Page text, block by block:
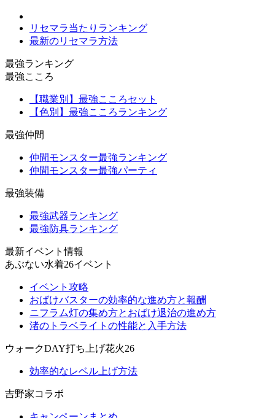
リセマラ当たりランキング
最新のリセマラ方法
最強ランキング
最強こころ
【職業別】最強こころセット
【色別】最強こころランキング
最強仲間
仲間モンスター最強ランキング
仲間モンスター最強パーティ
最強装備
最強武器ランキング
最強防具ランキング
最新イベント情報
あぶない水着26イベント
イベント攻略
おばけバスターの効率的な進め方と報酬
ニフラム灯の集め方とおばけ退治の進め方
渚のトラベライトの性能と入手方法
ウォークDAY打ち上げ花火26
効率的なレベル上げ方法
吉野家コラボ